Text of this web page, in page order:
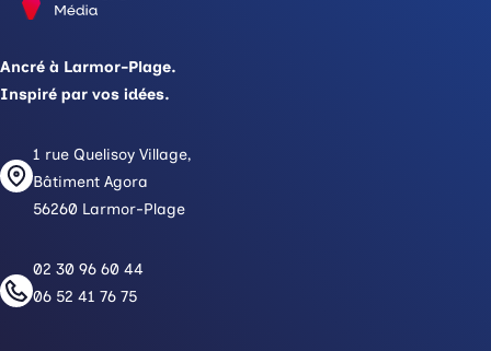
Ancré à Larmor-Plage.
Inspiré par vos idées.
1 rue Quelisoy Village,
Bâtiment Agora
56260 Larmor-Plage
02 30 96 60 44
06 52 41 76 75